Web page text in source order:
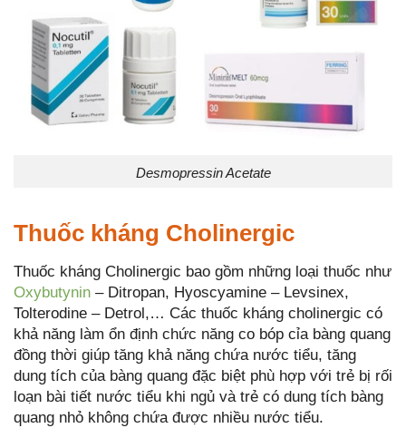
Desmopressin Acetate
Thuốc kháng Cholinergic
Thuốc kháng Cholinergic bao gồm những loại thuốc như
Oxybutynin – Ditropan, Hyoscyamine – Levsinex,
Tolterodine – Detrol,… Các thuốc kháng cholinergic có
khả năng làm ổn định chức năng co bóp cỉa bàng quang
đồng thời giúp tăng khả năng chứa nước tiểu, tăng
dung tích của bàng quang đặc biệt phù hợp với trẻ bị rối
loạn bài tiết nước tiểu khi ngủ và trẻ có dung tích bàng
quang nhỏ không chứa được nhiều nước tiểu.